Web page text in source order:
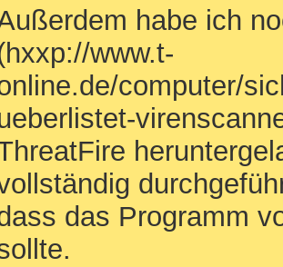
habe ich
www.t-
computer/
das Programm